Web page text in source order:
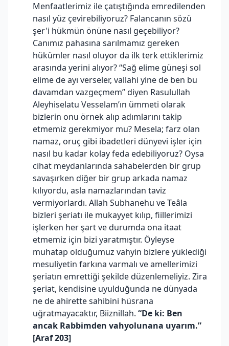
Menfaatlerimiz ile çatıştığında emredilenden
nasıl yüz çevirebiliyoruz? Falancanın sözü
şer'i hükmün önüne nasıl geçebiliyor?
Canımız pahasına sarılmamız gereken
hükümler nasıl oluyor da ilk terk ettiklerimiz
arasında yerini alıyor? “Sağ elime güneşi sol
elime de ayı verseler, vallahi yine de ben bu
davamdan vazgeçmem” diyen Rasulullah
Aleyhiselatu Vesselam’ın ümmeti olarak
bizlerin onu örnek alıp adımlarını takip
etmemiz gerekmiyor mu? Mesela; farz olan
namaz, oruç gibi ibadetleri dünyevi işler için
nasıl bu kadar kolay feda edebiliyoruz? Oysa
cihat meydanlarında sahabelerden bir grup
savaşırken diğer bir grup arkada namaz
kılıyordu, asla namazlarından taviz
vermiyorlardı. Allah Subhanehu ve Teâla
bizleri şeriatı ile mukayyet kılıp, fiillerimizi
işlerken her şart ve durumda ona itaat
etmemiz için bizi yaratmıştır. Öyleyse
muhatap olduğumuz vahyin bizlere yüklediği
mesuliyetin farkına varmalı ve amellerimizi
şeriatın emrettiği şekilde düzenlemeliyiz. Zira
şeriat, kendisine uyulduğunda ne dünyada
ne de ahirette sahibini hüsrana
uğratmayacaktır, Biiznillah. “De ki: Ben
ancak Rabbimden vahyolunana uyarım.”
[Araf 203]